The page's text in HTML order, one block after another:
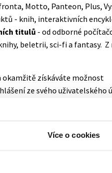
Více o cookies
Motto, Panteon, Plus,
- knih, interaktivních
titulů - od odborné
beletrii, sci-fi a fantasy. Z
okamžitě získáváte možnost
ze svého uživatelského